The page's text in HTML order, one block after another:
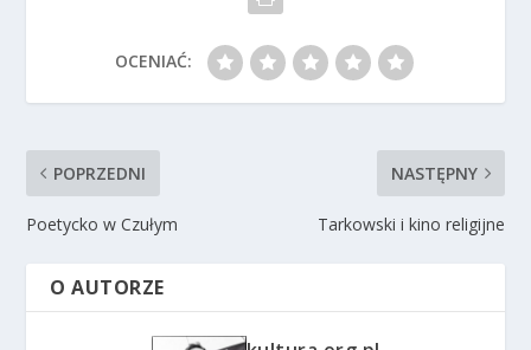
OCENIAĆ:
POPRZEDNI
Poetycko w Czułym
NASTĘPNY
Tarkowski i kino religijne
O AUTORZE